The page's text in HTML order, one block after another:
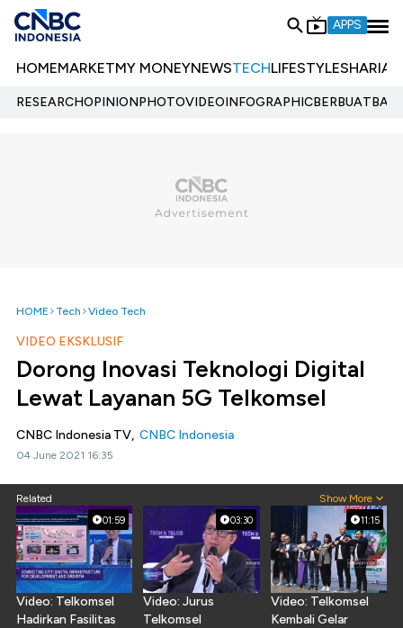
APPS
HOMEMARKETMY MONEYNEWSTECHLIFESTYLESHARIA
RESEARCHOPINIONPHOTOVIDEOINFOGRAPHIC
HOME Tech Video Tech
VIDEO EKSKLUSIF
Dorong Inovasi Teknologi Digital
Lewat Layanan 5G Telkomsel
CNBC Indonesia TV, CNBC Indonesia
04 June 2021 16:35
Related Show More
01:59
Video: Telkomsel
Hadirkan Fasilitas
03:30
Video: Jurus
Telkomsel
11:15
Video: Telkomsel
Kembali Gelar